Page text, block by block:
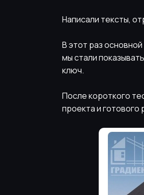
Написали тексты,
В этот раз
мы стали
ключ.
После короткого
проекта и готового